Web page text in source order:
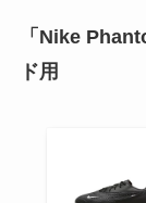
「Nike
ド用